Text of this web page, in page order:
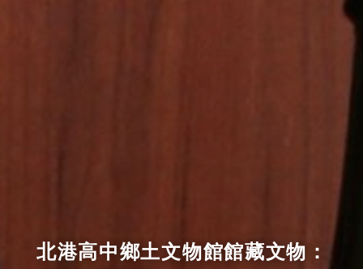
北港高中鄉土文物館館藏文物：